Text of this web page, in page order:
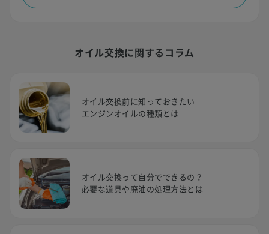
オイル交換に関するコラム
オイル交換前に知っておきたい
エンジンオイルの種類とは
オイル交換って自分でできるの？
必要な道具や廃油の処理方法とは